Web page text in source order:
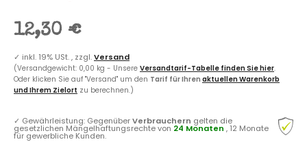
12,30 €
✓ inkl. 19% USt. , zzgl.Versand
(Versandgewicht: 0,00 kg - Unsere Versandtarif-Tabelle finden Sie hier.
Oder klicken Sie auf "Versand" um den Tarif für Ihren aktuellen Warenkorb
und Ihrem Zielort zu berechnen.)
✓ Gewährleistung: GegenüberVerbrauchern gelten die
gesetzlichen Mängelhaftungsrechte von 24 Monaten , 12 Monate
für gewerbliche Kunden.